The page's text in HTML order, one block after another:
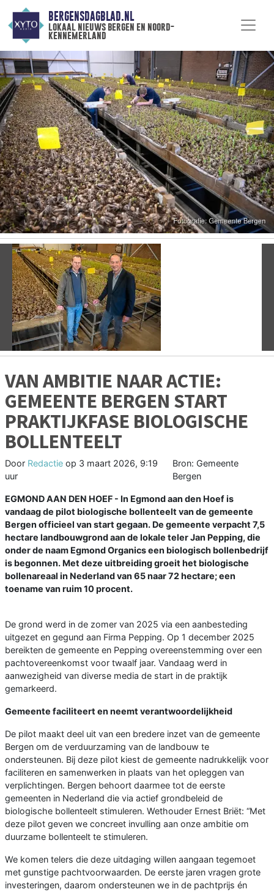
BERGENSDAGBLAD.NL
lokaal nieuws bergen en noord-
kennemerland
Vorige
VAN AMBITIE NAAR ACTIE:
GEMEENTE BERGEN START
PRAKTIJKFASE BIOLOGISCHE
BOLLENTEELT
Door Redactie op 3 maart 2026, 9:19
uur
Bron: Gemeente
Bergen
EGMOND AAN DEN HOEF - In Egmond aan den Hoef is
vandaag de pilot biologische bollenteelt van de gemeente
Bergen officieel van start gegaan. De gemeente verpacht 7,5
hectare landbouwgrond aan de lokale teler Jan Pepping, die
onder de naam Egmond Organics een biologisch bollenbedrijf
is begonnen. Met deze uitbreiding groeit het biologische
bollenareaal in Nederland van 65 naar 72 hectare; een
toename van ruim 10 procent.
De grond werd in de zomer van 2025 via een aanbesteding
uitgezet en gegund aan Firma Pepping. Op 1 december 2025
bereikten de gemeente en Pepping overeenstemming over een
pachtovereenkomst voor twaalf jaar. Vandaag werd in
aanwezigheid van diverse media de start in de praktijk
gemarkeerd.
Gemeente faciliteert en neemt verantwoordelijkheid
De pilot maakt deel uit van een bredere inzet van de gemeente
Bergen om de verduurzaming van de landbouw te
ondersteunen. Bij deze pilot kiest de gemeente nadrukkelijk voor
faciliteren en samenwerken in plaats van het opleggen van
verplichtingen. Bergen behoort daarmee tot de eerste
gemeenten in Nederland die via actief grondbeleid de
biologische bollenteelt stimuleren. Wethouder Ernest Briët: “Met
deze pilot geven we concreet invulling aan onze ambitie om
duurzame bollenteelt te stimuleren.
We komen telers die deze uitdaging willen aangaan tegemoet
met gunstige pachtvoorwaarden. De eerste jaren vragen grote
investeringen, daarom ondersteunen we in de pachtprijs én